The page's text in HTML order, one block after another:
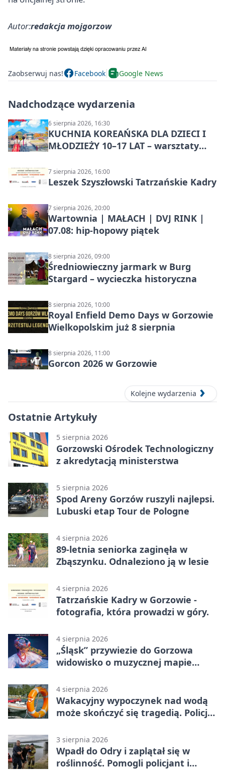
Autor:redakcja mojgorzow
Zaobserwuj nas! Facebook Google News
Nadchodzące wydarzenia
6 sierpnia 2026, 16:30
KUCHNIA KOREAŃSKA DLA DZIECI I
MŁODZIEŻY 10–17 LAT – warsztaty
7 sierpnia 2026, 16:00
Leszek Szyszłowski Tatrzańskie Kadry
7 sierpnia 2026, 20:00
Wartownia | MAŁACH | DVJ RINK |
07.08: hip-hopowy piątek
8 sierpnia 2026, 09:00
Średniowieczny jarmark w Burg
Stargard – wycieczka historyczna
8 sierpnia 2026, 10:00
Royal Enfield Demo Days w Gorzowie
Wielkopolskim już 8 sierpnia
8 sierpnia 2026, 11:00
Gorcon 2026 w Gorzowie
Kolejne wydarzenia
Ostatnie Artykuły
5 sierpnia 2026
Gorzowski Ośrodek Technologiczny
z akredytacją ministerstwa
5 sierpnia 2026
Spod Areny Gorzów ruszyli najlepsi.
Lubuski etap Tour de Pologne
4 sierpnia 2026
89-letnia seniorka zaginęła w
Zbąszynku. Odnaleziono ją w lesie
4 sierpnia 2026
Tatrzańskie Kadry w Gorzowie -
fotografia, która prowadzi w góry.
4 sierpnia 2026
„Śląsk” przywiezie do Gorzowa
widowisko o muzycznej mapie
4 sierpnia 2026
Wakacyjny wypoczynek nad wodą
może skończyć się tragedią. Policja
3 sierpnia 2026
Wpadł do Odry i zaplątał się w
roślinność. Pomogli policjant i